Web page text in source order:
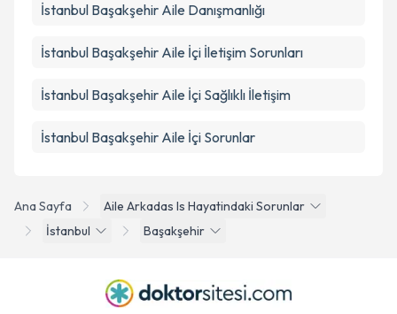
Ana Sayfa
Aile Arkadas Is Hayatindaki Sorunlar
İstanbul
Başakşehir
İstanbul Başakşehir Aile Danışmanlığı
İstanbul Başakşehir Aile İçi İletişim Sorunları
İstanbul Başakşehir Aile İçi Sağlıklı İletişim
İstanbul Başakşehir Aile İçi Sorunlar